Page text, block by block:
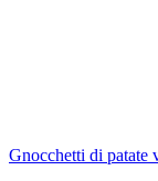
Gnocchetti di patate